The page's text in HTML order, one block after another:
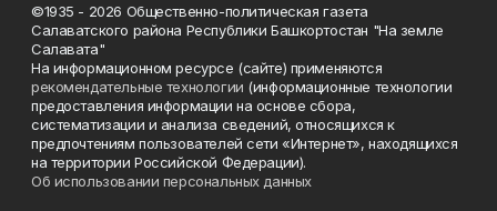
©1935 - 2026 Общественно-политическая газета
Салаватского района Республики Башкортостан "На земле
Салавата"
На информационном ресурсе (сайте) применяются
рекомендательные технологии (информационные технологии
предоставления информации на основе сбора,
систематизации и анализа сведений, относящихся к
предпочтениям пользователей сети «Интернет», находящихся
на территории Российской Федерации).
Об использовании персональных данных